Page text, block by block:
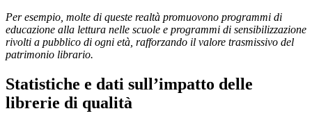
Per esempio, molte di queste realtà promuovono programmi di
educazione alla lettura nelle scuole e programmi di sensibilizzazione
rivolti a pubblico di ogni età, rafforzando il valore trasmissivo del
patrimonio librario.
Statistiche e dati sull’impatto delle
librerie di qualità